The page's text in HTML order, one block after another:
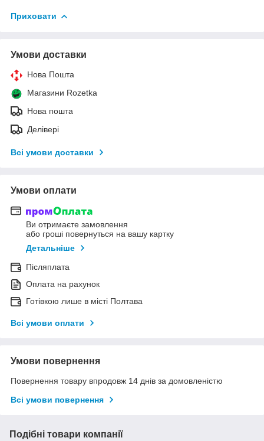
Приховати
Умови доставки
Нова Пошта
Магазини Rozetka
Нова пошта
Делівері
Всі умови доставки
Умови оплати
Ви отримаєте замовлення
або гроші повернуться на вашу картку
Детальніше
Післяплата
Оплата на рахунок
Готівкою лише в місті Полтава
Всі умови оплати
Умови повернення
Повернення товару впродовж 14 днів за домовленістю
Всі умови повернення
Подібні товари компанії